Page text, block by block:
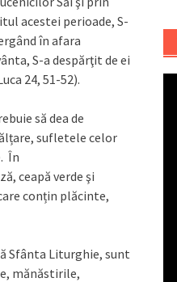
acestei perioade, S-
în afara
S-a despărţit de ei
24, 51-52).
să dea de
sufletele celor
În
ceapă verde şi
conțin plăcinte,
Sfânta Liturghie, sunt
mănăstirile,